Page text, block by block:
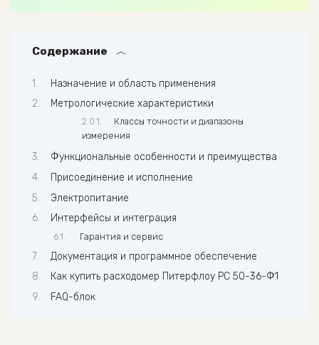
Содержание
Назначение и область применения
Метрологические характеристики
Классы точности и диапазоны
измерения
Функциональные особенности и преимущества
Присоединение и исполнение
Электропитание
Интерфейсы и интеграция
Гарантия и сервис
Документация и программное обеспечение
Как купить расходомер Питерфлоу РС 50-36-Ф1
FAQ-блок